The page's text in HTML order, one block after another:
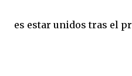
es estar unidos tras el